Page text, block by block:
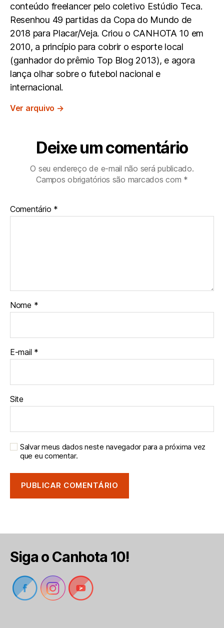
conteúdo freelancer pelo coletivo Estúdio Teca.
Resenhou 49 partidas da Copa do Mundo de
2018 para Placar/Veja. Criou o CANHOTA 10 em
2010, a princípio para cobrir o esporte local
(ganhador do prêmio Top Blog 2013), e agora
lança olhar sobre o futebol nacional e
internacional.
Ver arquivo →
Deixe um comentário
O seu endereço de e-mail não será publicado.
Campos obrigatórios são marcados com *
Comentário *
Nome *
E-mail *
Site
Salvar meus dados neste navegador para a próxima vez
que eu comentar.
Siga o Canhota 10!